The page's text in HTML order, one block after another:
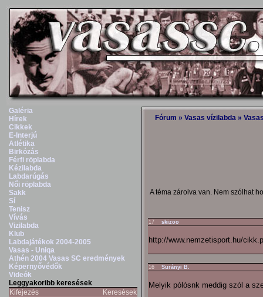
Galéria
Hírek
Cikkek
E-Interjú
Atlétika
Birkózás
Férfi röplabda
Kézilabda
Labdarúgás
Női röplabda
Sakk
Sí
Tenisz
Vívás
Vizilabda
Klub
Labdajátékok 2004-2005
Vasas - Uniqa
Athén 2004 Vasas SC eredmények
Képernyővédők
Videók
Leggyakoribb keresések
Kifejezés
Keresések
Fórum » Vasas vízilabda »
A téma zárolva van. Nem szólhat
17 skizoo
http://www.nemzetisport.hu/
16 Surányi B.
Melyik pólósnk meddig szól a